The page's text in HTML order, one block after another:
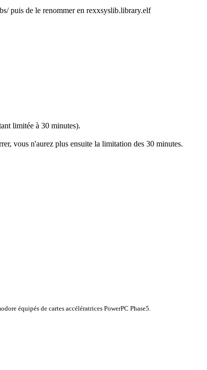
puis de le renommeren rexxsyslib.library.elf
limitée à 30 minutes).
vous n'aurez plus ensuite la limitation des 30 minutes.
équipés de cartes accélératrices PowerPC Phase5